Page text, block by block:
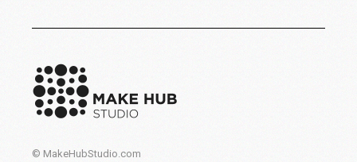
© MakeHubStudio.com